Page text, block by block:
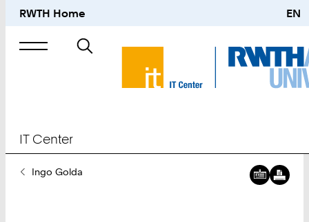
RWTH Home EN
Suche
nach
IT Center
SieIngo Golda